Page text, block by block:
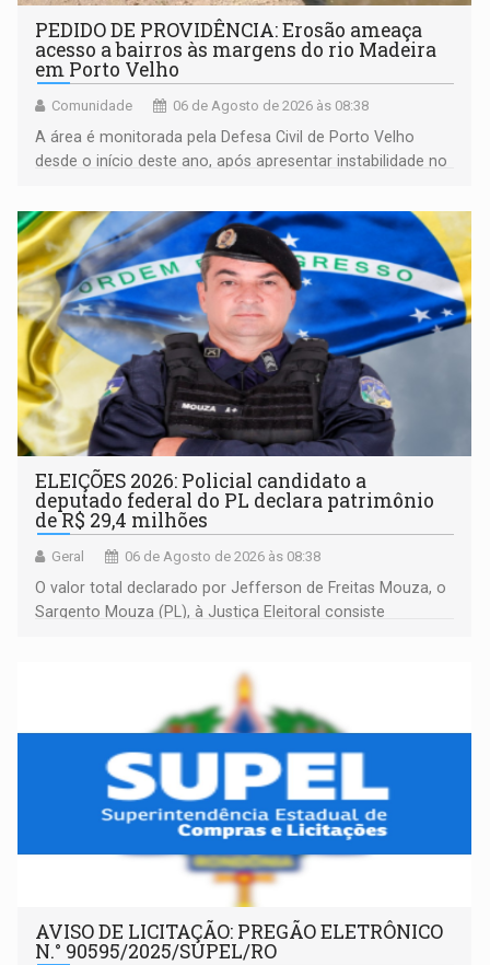
PEDIDO DE PROVIDÊNCIA: Erosão ameaça
acesso a bairros às margens do rio Madeira
em Porto Velho
Comunidade 06 de Agosto de 2026 às 08:38
A área é monitorada pela Defesa Civil de Porto Velho
desde o início deste ano, após apresentar instabilidade no
ELEIÇÕES 2026: Policial candidato a
deputado federal do PL declara patrimônio
de R$ 29,4 milhões
Geral 06 de Agosto de 2026 às 08:38
O valor total declarado por Jefferson de Freitas Mouza, o
Sargento Mouza (PL), à Justiça Eleitoral consiste
AVISO DE LICITAÇÃO: PREGÃO ELETRÔNICO
N.° 90595/2025/SUPEL/RO